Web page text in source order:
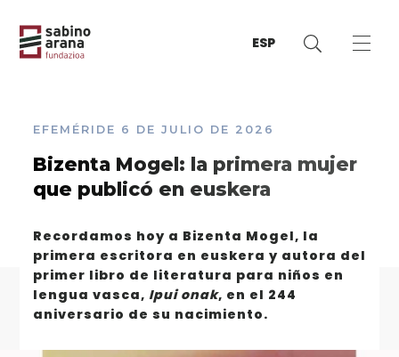
ESP
EFEMÉRIDE 6 DE JULIO DE 2026
Bizenta Mogel: la primera mujer
que publicó en euskera
Recordamos hoy a Bizenta Mogel, la
primera escritora en euskera y autora del
primer libro de literatura para niños en
lengua vasca, Ipui onak, en el 244
aniversario de su nacimiento.